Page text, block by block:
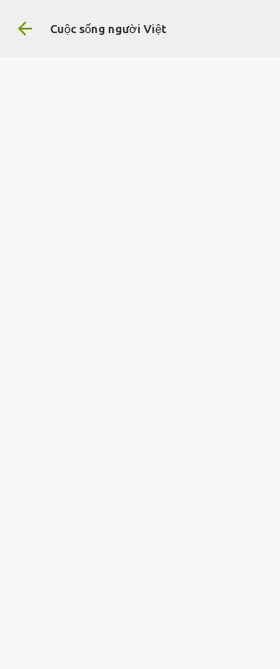
Chuyển đến nội dung chính
Cuộc sống người Việt